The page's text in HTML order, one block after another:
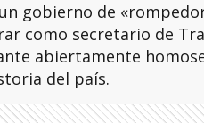
gobierno de
como secretario de
abiertamente
del país.